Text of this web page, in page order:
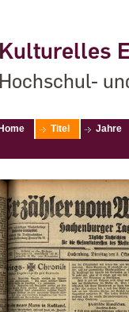
Kulturelles
Hochschul-
Home Titel Jahre